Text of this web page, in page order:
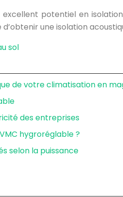
potentiel en
une isolation
sol
de votre climatisation en
des entreprises
hygroréglable ?
selon la puissance